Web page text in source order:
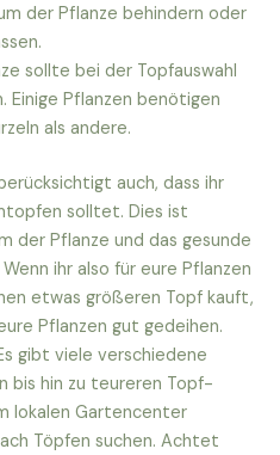
der Pflanze behindern oder
sollte bei der Topfauswahl
Einige Pflanzen benötigen
als andere.
auch, dass ihr
solltet. Dies ist
der Pflanze und das gesunde
ihr also für eure Pflanzen
etwas größeren Topf kauft,
Pflanzen gut gedeihen.
gibt viele verschiedene
bis hin zu teureren Topf-
lokalen Gartencenter
Töpfen suchen. Achtet